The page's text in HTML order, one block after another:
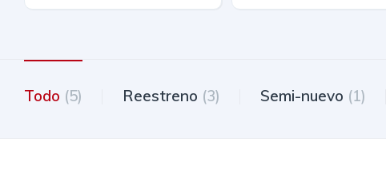
Todo (5) Reestreno (3) Semi-nuevo (1)